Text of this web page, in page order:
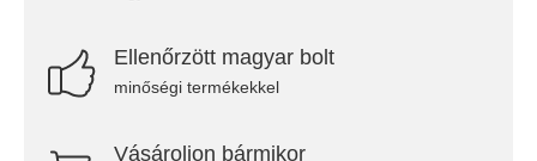
Ellenőrzött magyar bolt
minőségi termékekkel
Vásároljon bármikor